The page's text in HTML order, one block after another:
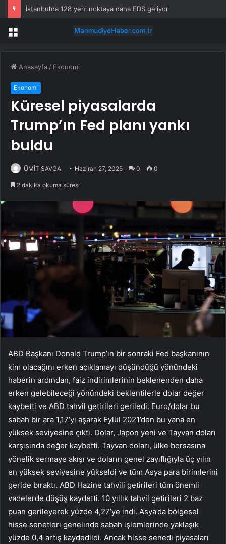
İstanbul’da 128 yeni noktaya daha EDS geliyor
Menü
Anasayfa / Ekonomi
Ekonomi
Küresel piyasalarda
Trump’ın Fed planı yankı
buldu
ÜMİT SAVĞA Haziran 27, 2025 0 0
2 dakika okuma süresi
ABD Başkanı Donald Trump’ın bir sonraki Fed başkanının
kim olacağını erken açıklamayı düşündüğü yönündeki
haberin ardından, faiz indirimlerinin beklenenden daha
erken gelebileceği yönündeki beklentilerle dolar değer
kaybetti ve ABD tahvil getirileri geriledi. Euro/dolar bu
sabah bir ara 1,17’yi aşarak Eylül 2021’den bu yana en
yüksek seviyesine çıktı. Dolar, Japon yeni ve Tayvan doları
karşısında değer kaybetti. Tayvan doları, ülke borsasına
yönelik sermaye akışı ve doların genel zayıflığıyla üç yılın
en yüksek seviyesine yükseldi ve tüm Asya para birimlerini
geride bıraktı. ABD Hazine tahvili getirileri tüm önemli
vadelerde düşüş kaydetti. 10 yıllık tahvil getirileri 2 baz
puan gerileyerek yüzde 4,27’ye indi. Asya’da bölgesel
hisse senetleri genelinde sabah işlemlerinde yaklaşık
yüzde 0,4 artış kaydedildi. Ancak hisse senedi piyasaları